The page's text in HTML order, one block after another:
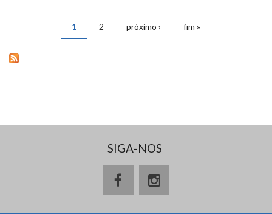
PÁGINAS
1 2 próximo › fim »
SIGA-NOS